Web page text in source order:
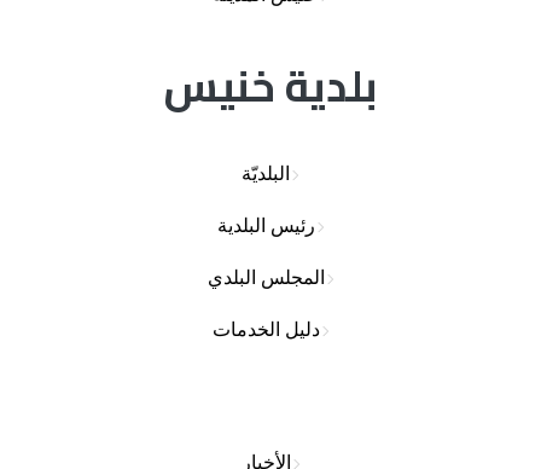
بلدية خنيس
البلديّة
رئيس البلدية
المجلس البلدي
دليل الخدمات
الأخبار